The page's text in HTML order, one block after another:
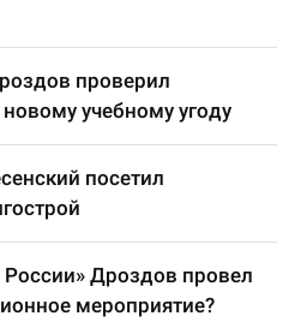
проверил
учебному угоду
посетил
Дроздов провел
мероприятие?